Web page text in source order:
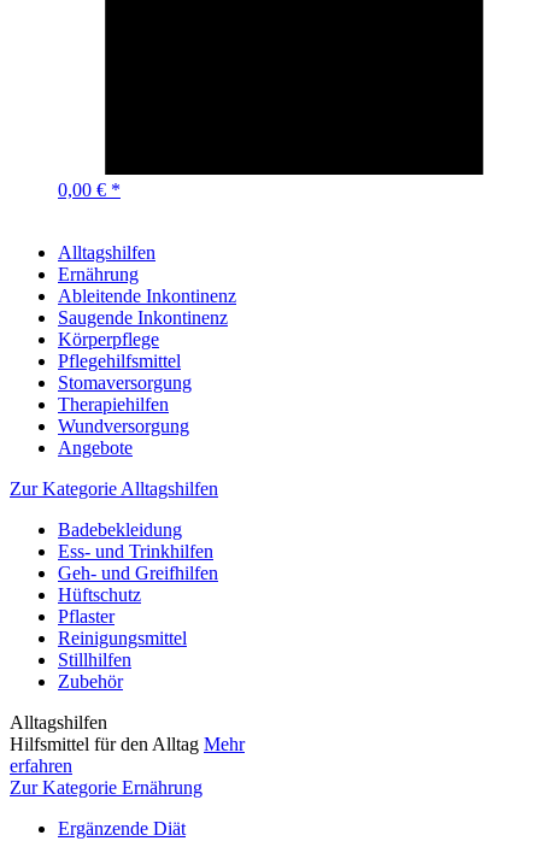
0,00 € *
Alltagshilfen
Ernährung
Ableitende Inkontinenz
Saugende Inkontinenz
Körperpflege
Pflegehilfsmittel
Stomaversorgung
Therapiehilfen
Wundversorgung
Angebote
Zur Kategorie Alltagshilfen
Badebekleidung
Ess- und Trinkhilfen
Geh- und Greifhilfen
Hüftschutz
Pflaster
Reinigungsmittel
Stillhilfen
Zubehör
Alltagshilfen
Hilfsmittel für den Alltag Mehr
erfahren
Zur Kategorie Ernährung
Ergänzende Diät